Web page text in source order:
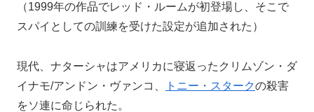
（1999年の作品でレッド・ルームが初登場し、そこで
スパイとしての訓練を受けた設定が追加された）
現代、ナターシャはアメリカに寝返ったクリムゾン・ダ
イナモ/アンドン・ヴァンコ、
トニー・スタークの殺害
をソ連に命じられた。